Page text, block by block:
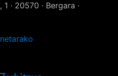
· 20570 · Bergara ·